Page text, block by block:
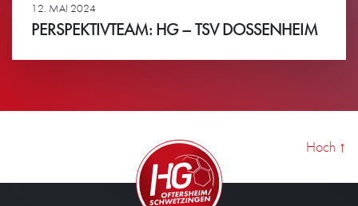
12. MAI 2024
PERSPEKTIVTEAM: HG – TSV DOSSENHEIM
Hoch ↑